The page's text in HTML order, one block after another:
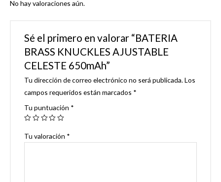
No hay valoraciones aún.
Sé el primero en valorar “BATERIA
BRASS KNUCKLES AJUSTABLE
CELESTE 650mAh”
Tu dirección de correo electrónico no será publicada.Los
campos requeridos están marcados *
Tu puntuación *
Tu valoración *